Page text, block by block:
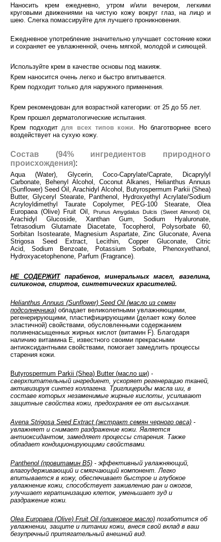
Наносить крем ежедневно, утром и/или вечером, легкими
круговыми движениями на чистую кожу вокруг глаз, на лицо и
шею. Слегка помассируйте для лучшего проникновения.
Ежедневное употребление значительно улучшает состояние кожи
и сохраняет ее увлажненной, очень мягкой, молодой и сияющей.
Используйте крем в качестве основы под макияж.
Крем наносится очень легко и быстро впитывается.
Крем подходит только для наружного применения.
Крем рекомендован для возрастной категории: от 25 до 55 лет.
Крем прошел дерматологические испытания.
Крем подходитдля всех типов кожи. Но благотворнее всего
воздействует на сухую кожу.
Состав (94% ингредиентов природного
происхождения):
Aqua (Water), Glycerin, Coco-Caprylate/Caprate, Dicaprylyl
Carbonate, Behenyl Alcohol, Coconut Alkanes, Helianthus Annuus
(Sunflower) Seed Oil, Arachidyl Alcohol, Butyrospermum Parkii (Shea)
Butter, Glyceryl Stearate, Panthenol, Hydroxyethyl Acrylate/Sodium
Acryloyldimethyl Taurate Copolymer, PEG-100 Stearate,Olea
Europaea (Olive) Fruit Oil,
Prunus Amygdalus Dulcis (Sweet Almond) Oil,
Arachidyl Glucoside,Xanthan Gum,Sodium Hyaluronate,
Tetrasodium Glutamate Diacetate,Tocopherol, Polysorbate 60,
Sorbitan Isostearate, Magnesium Aspartate, Zinc Gluconate, Avena
Strigosa Seed Extract, Lecithin, Copper Gluconate, Citric
Acid, Sodium Benzoate, Potassium Sorbate, Phenoxyethanol,
Hydroxyacetophenone, Parfum (Fragrance).
НЕ СОДЕРЖИТпарабенов, минеральных масел, вазелина,
силиконов, спиртов, синтетических красителей.
Helianthus Annuus (Sunflower) Seed Oil (масло из семян
подсолнечника) обладает великолепными увлажняющими,
регенерирующими, пластифицирующими (делает кожу более
эластичной) свойствами, обусловленными содержанием
полиненасыщенных жирных кислот (витамин F). Благодаря
наличию витамина E, известного своими прекрасными
антиоксидантными свойствами, помогает замедлить процессы
старения кожи.
Butyrospermum Parkii (Shea) Butter (масло ши) -
сверхпитательный ингредиент, ускоряет регенерацию тканей,
активизируя синтез коллагена. Триглицериды масла ши, в
составе которых незаменимые жирные кислоты, усиливают
защитные свойства кожи, предохраняя ее от высыхания.
Avena Strigosa Seed Extract (экстракт семян черного овса) -
увлажняет и снимает раздражение кожи. Является
антиоксидантом, замедляет процессы старения. Также
обладает кондиционирующими свойствами.
Panthenol (провитамин В5) - эффективный увлажняющий,
влагоудерживающий и смягчающий компонент. Легко
впитывается в кожу, обеспечивает быстрое и глубокое
увлажнение кожи, способствует заживлению ран и ожогов,
улучшает кератинизацию клеток, уменьшает зуд и
раздражение кожи.
Olea Europaea (Olive) Fruit Oil (оливковое масло) позаботится об
увлажнении, защите и питании кожи, внеся свой вклад в ваш
безупречный притягательный внешний вид.